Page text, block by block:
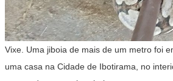
Vixe. Uma jiboia de mais de um metro foi
uma casa na Cidade de Ibotirama, no